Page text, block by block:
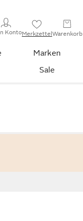
KontoMerkzettelWarenkorb
Marken
Sale